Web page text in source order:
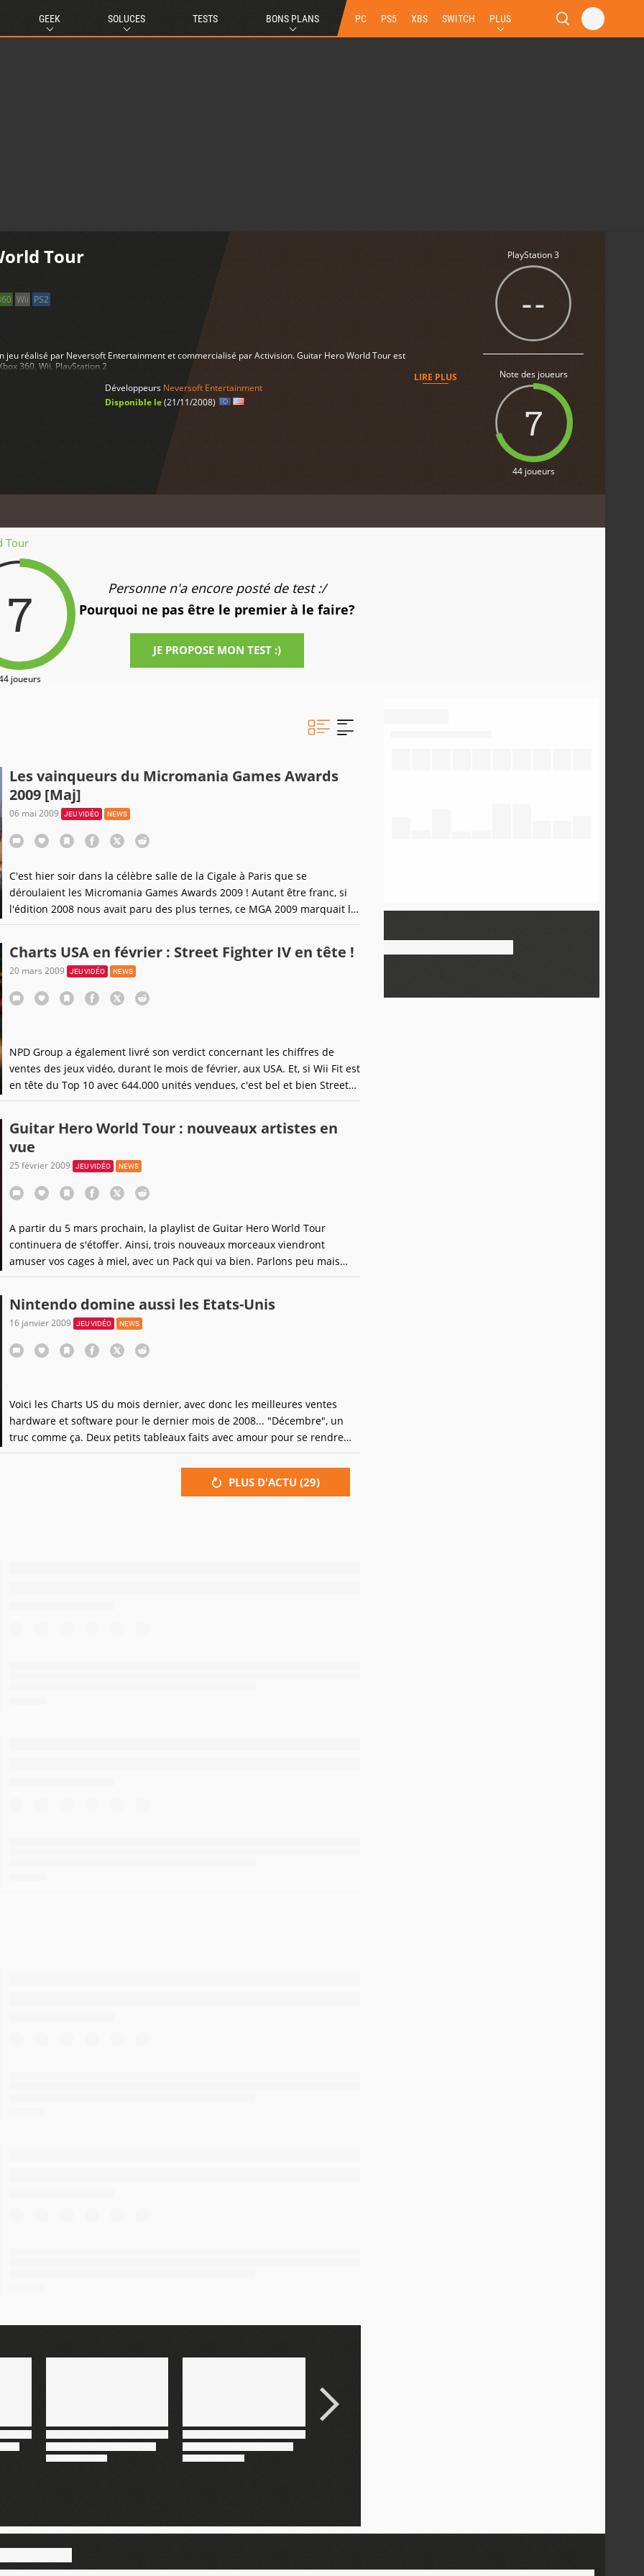
GEEK SOLUCES TESTS BONS PLANS PC PS5 XBS SWITCH PLUS
Tour
Wii PS2
jeu réalisé par Neversoft Entertainment et commercialisé par Activision. Guitar Hero World Tour est
360, Wii, PlayStation 2
LIRE PLUS
Développeurs Neversoft Entertainment
Disponible le(21/11/2008)
PlayStation 3
--
Note des joueurs
7
44 joueurs
Tour
7
joueurs
Personne n'a encore posté de test :/
Pourquoi ne pas être le premier à le faire?
JE PROPOSE MON TEST :)
Les vainqueurs du Micromania Games Awards
2009 [Maj]
06 mai 2009 JEU VIDÉO NEWS
C'est hier soir dans la célèbre salle de la Cigale à Paris que se
déroulaient les Micromania Games Awards 2009 ! Autant être franc, si
l'édition 2008 nous avait paru des plus ternes, ce MGA 2009 marquait le
retour d'une belle cérémonie du jeu vidéo animée par Bertrand Amar
Charts USA en février : Street Fighter IV en tête !
20 mars 2009 JEU VIDÉO NEWS
NPD Group a également livré son verdict concernant les chiffres de
ventes des jeux vidéo, durant le mois de février, aux USA. Et, si Wii Fit est
en tête du Top 10 avec 644.000 unités vendues, c'est bel et bien Street
Fighter IV qui amasse tout le pognon, avec en cumulé, sur les versions
Guitar Hero World Tour : nouveaux artistes en
vue
25 février 2009 JEU VIDÉO NEWS
A partir du 5 mars prochain, la playlist de Guitar Hero World Tour
continuera de s'étoffer. Ainsi, trois nouveaux morceaux viendront
amuser vos cages à miel, avec un Pack qui va bien. Parlons peu mais
parlons bien : le troisième Pack de Morceaux Européens, qui réunit le hit
par le groupe
Nintendo domine aussi les Etats-Unis
16 janvier 2009 JEU VIDÉO NEWS
Voici les Charts US du mois dernier, avec donc les meilleures ventes
hardware et software pour le dernier mois de 2008... "Décembre", un
truc comme ça. Deux petits tableaux faits avec amour pour se rendre
compte que la Wii et la DS, une fois de plus, se portent bien, là-haut, loin
devant les copines.Top 10 des jeux les plus vendus en décembre 2008 :
PLUS D'ACTU (29)